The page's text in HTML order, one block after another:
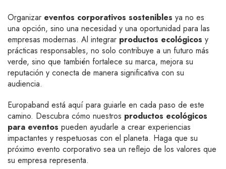
Organizar eventos corporativos sostenibles ya no es
una opción, sino una necesidad y una oportunidad para las
empresas modernas. Al integrar productos ecológicos y
prácticas responsables, no solo contribuye a un futuro más
verde, sino que también fortalece su marca, mejora su
reputación y conecta de manera significativa con su
audiencia.
Europaband está aquí para guiarle en cada paso de este
camino. Descubra cómo nuestros productos ecológicos
para eventos pueden ayudarle a crear experiencias
impactantes y respetuosas con el planeta. Haga que su
próximo evento corporativo sea un reflejo de los valores que
su empresa representa.